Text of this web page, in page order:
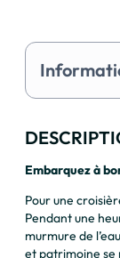
Embarquez à
Pour une
Pendant une
murmure de
et patrimoine